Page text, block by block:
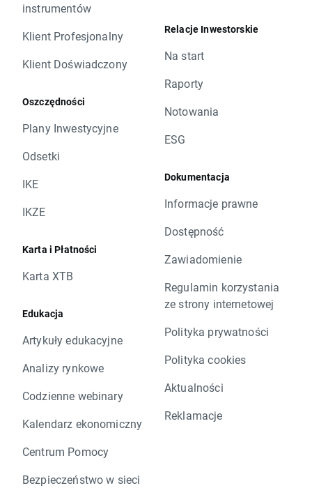
instrumentów
Klient Profesjonalny
Klient Doświadczony
Oszczędności
Plany Inwestycyjne
Odsetki
IKE
IKZE
Karta i Płatności
Karta XTB
Edukacja
Artykuły edukacyjne
Analizy rynkowe
Codzienne webinary
Kalendarz ekonomiczny
Centrum Pomocy
Bezpieczeństwo w sieci
Relacje Inwestorskie
Na start
Raporty
Notowania
ESG
Dokumentacja
Informacje prawne
Dostępność
Zawiadomienie
Regulamin korzystania
ze strony internetowej
Polityka prywatności
Polityka cookies
Aktualności
Reklamacje